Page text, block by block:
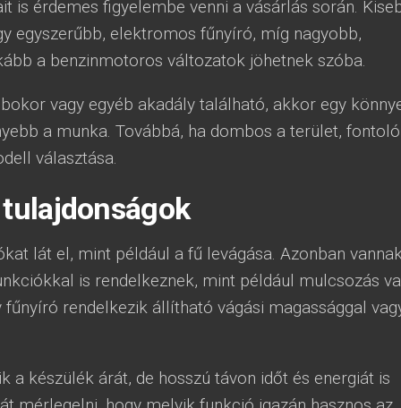
is érdemes figyelembe venni a vásárlás során.
egyszerűbb, elektromos fűnyíró, míg nagyobb,
a benzinmotoros változatok jöhetnek szóba.
vagy egyéb akadály található, akkor egy
a munka. Továbbá, ha dombos a terület,
választása.
lát el, mint például a fű levágása. Azonban vannak
is rendelkeznek, mint például mulcsozás
rendelkezik állítható vágási magassággal
a készülék árát, de hosszú távon időt és energiát is